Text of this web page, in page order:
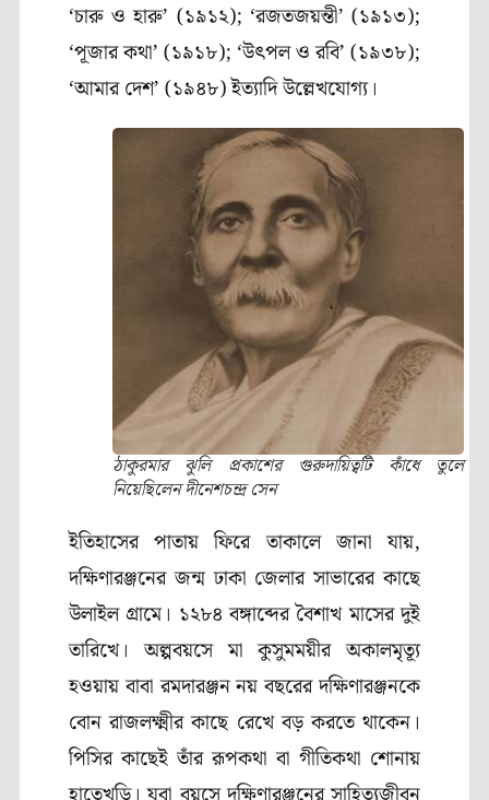
‘চারু ও হারু’ (১৯১২); ‘রজতজয়ন্তী’ (১৯১৩);
‘পূজার কথা’ (১৯১৮); ‘উৎপল ও রবি’ (১৯৩৮);
‘আমার দেশ’ (১৯৪৮) ইত্যাদি উল্লেখযোগ্য।
ঠাকুরমার ঝুলি প্রকাশের গুরুদায়িত্বটি কাঁধে তুলে
নিয়েছিলেন দীনেশচন্দ্র সেন
ইতিহাসের পাতায় ফিরে তাকালে জানা যায়,
দক্ষিণারঞ্জনের জন্ম ঢাকা জেলার সাভারের কাছে
উলাইল গ্রামে। ১২৮৪ বঙ্গাব্দের বৈশাখ মাসের দুই
তারিখে। অল্পবয়সে মা কুসুমময়ীর অকালমৃত্যূ
হওয়ায় বাবা রমদারঞ্জন নয় বছরের দক্ষিণারঞ্জনকে
বোন রাজলক্ষ্মীর কাছে রেখে বড় করতে থাকেন।
পিসির কাছেই তাঁর রূপকথা বা গীতিকথা শোনায়